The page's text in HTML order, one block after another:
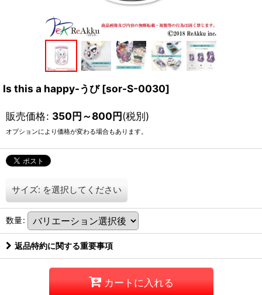
Is this a happy-うび [sor-S-0030]
販売価格: 350円～800円(税別)
オプションにより価格が変わる場合もあります。
サイズ: を選択してください
数量:
返品特約に関する重要事項
カートに入れる